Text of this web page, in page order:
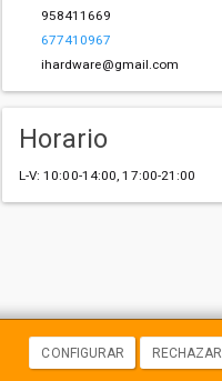
CONFIGURAR RECHAZAR
958411669
677410967
ihardware@gmail.com
Horario
L-V: 10:00-14:00, 17:00-21:00